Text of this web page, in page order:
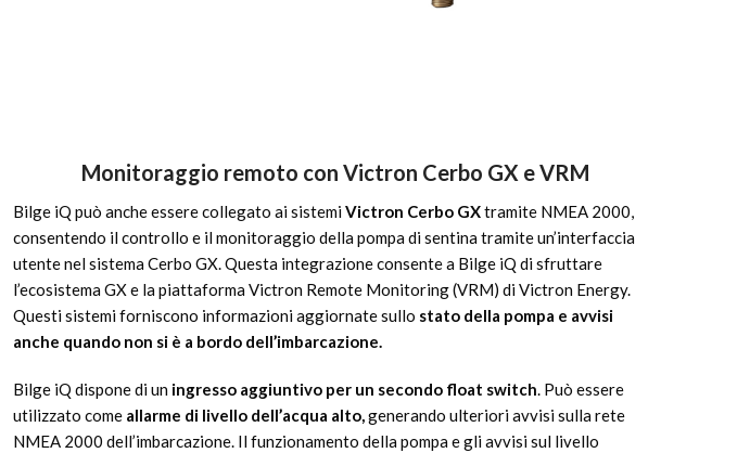
Monitoraggio remoto con Victron Cerbo GX e VRM
Bilge iQ può anche essere collegato ai sistemiVictron Cerbo GXtramite NMEA 2000,
consentendo il controllo e il monitoraggio della pompa di sentina tramite un’interfaccia
utente nel sistema Cerbo GX. Questa integrazione consente a Bilge iQ di sfruttare
l’ecosistema GX e la piattaforma Victron Remote Monitoring (VRM) di Victron Energy.
Questi sistemi forniscono informazioni aggiornate sullo stato della pompa e avvisi
anche quando non si è a bordo dell’imbarcazione.
Bilge iQ dispone di un ingresso aggiuntivo per un secondo float switch. Può essere
utilizzato come allarme di livello dell’acqua alto,generando ulteriori avvisi sulla rete
NMEA 2000 dell’imbarcazione. Il funzionamento della pompa e gli avvisi sul livello